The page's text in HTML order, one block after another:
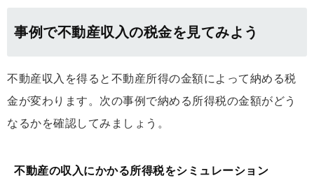
事例で不動産収入の税金を見てみよう
不動産収入を得ると不動産所得の金額によって納める税
金が変わります。次の事例で納める所得税の金額がどう
なるかを確認してみましょう。
不動産の収入にかかる所得税をシミュレーション